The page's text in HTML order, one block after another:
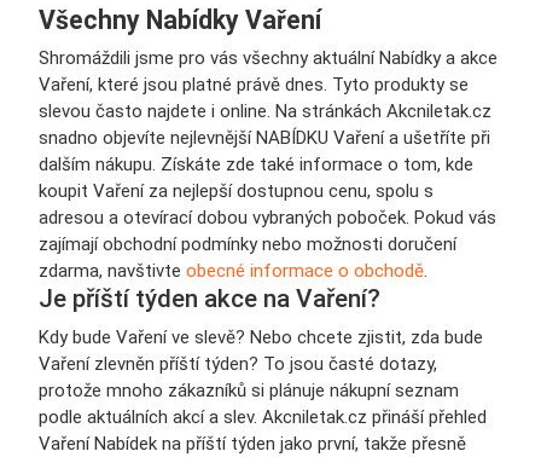
Všechny Nabídky Vaření
Shromáždili jsme pro vás všechny aktuální Nabídky a akce
Vaření, které jsou platné právě dnes. Tyto produkty se
slevou často najdete i online. Na stránkách Akcniletak.cz
snadno objevíte nejlevnější NABÍDKU Vaření a ušetříte při
dalším nákupu. Získáte zde také informace o tom, kde
koupit Vaření za nejlepší dostupnou cenu, spolu s
adresou a otevírací dobou vybraných poboček. Pokud vás
zajímají obchodní podmínky nebo možnosti doručení
zdarma, navštivte obecné informace o obchodě
Je příští týden akce na Vaření?
Kdy bude Vaření ve slevě? Nebo chcete zjistit, zda bude
Vaření zlevněn příští týden? To jsou časté dotazy,
protože mnoho zákazníků si plánuje nákupní seznam
podle aktuálních akcí a slev. Akcniletak.cz přináší přehled
Vaření Nabídek na příští týden jako první, takže přesně